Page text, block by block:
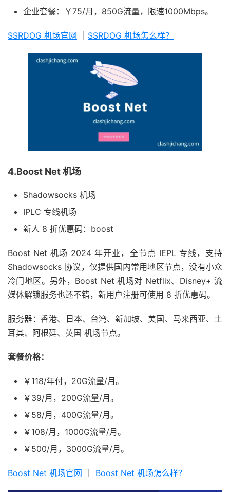
企业套餐：￥75/月，850G流量，限速1000Mbps。
SSRDOG 机场官网 SSRDOG 机场怎么样？
4.Boost Net 机场
Shadowsocks 机场
IPLC 专线机场
新人 8 折优惠码：boost
Boost Net 机场 2024 年开业，全节点 IEPL 专线，支持
Shadowsocks 协议，仅提供国内常用地区节点，没有小众
冷门地区。另外，Boost Net 机场对 Netflix、Disney+ 流
媒体解锁服务也还不错，新用户注册可使用 8 折优惠码。
服务器：香港、日本、台湾、新加坡、美国、马来西亚、土
耳其、阿根廷、英国 机场节点。
套餐价格：
￥118/年付，20G流量/月。
￥39/月，200G流量/月。
￥58/月，400G流量/月。
￥108/月，1000G流量/月。
￥500/月，3000G流量/月。
Boost Net 机场官网 Boost Net 机场怎么样？